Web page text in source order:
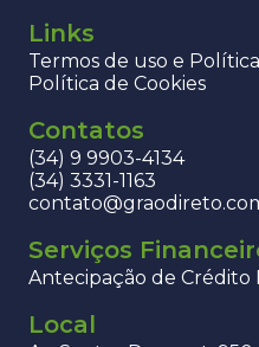
Links
Termos de uso e
Política de Cookies
Contatos
(34) 9 9903-4134
(34) 3331-1163
Serviços
Antecipação de Crédito
Local